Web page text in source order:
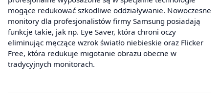
mogące redukować szkodliwe oddziaływanie. Nowoczesne
monitory dla profesjonalistów firmy Samsung posiadają
funkcje takie, jak np. Eye Saver, która chroni oczy
eliminując męczące wzrok światło niebieskie oraz Flicker
Free, która redukuje migotanie obrazu obecne w
tradycyjnych monitorach.